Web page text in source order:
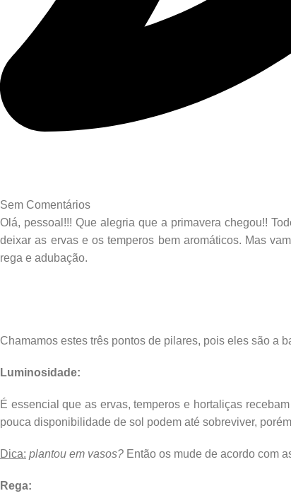
Sem Comentários
Olá, pessoal!!! Que alegria que a primavera chegou!!
deixar as ervas e os temperos bem aromáticos. Mas
rega e adubação.
Chamamos estes três pontos de pilares, pois eles são a
Luminosidade:
É essencial que as ervas, temperos e hortaliças
pouca disponibilidade de sol podem até sobreviver,
Dica: plantou em vasos? Então os mude de acordo com
Rega: